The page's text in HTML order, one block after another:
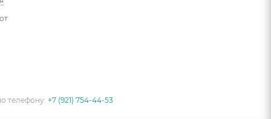
телефону:+7 (921) 754-44-53